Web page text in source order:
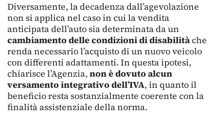
Diversamente, la decadenza dall’agevolazione
non si applica nel caso in cui la vendita
anticipata dell’auto sia determinata da un
cambiamento delle condizioni di disabilitàche
renda necessario l’acquisto di un nuovo veicolo
con differenti adattamenti. In questa ipotesi,
chiarisce l’Agenzia, non è dovuto alcun
versamento integrativo dell’IVA, in quanto il
beneficio resta sostanzialmente coerente con la
finalità assistenziale della norma.